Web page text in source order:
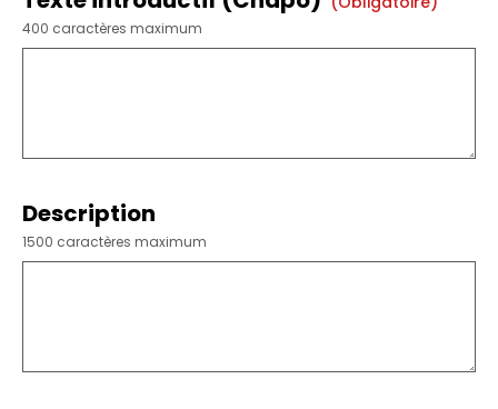
400 caractères maximum
Description
1500 caractères maximum